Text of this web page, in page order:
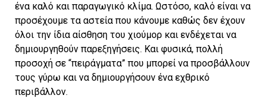
ένα καλό και παραγωγικό κλίμα. Ωστόσο, καλό είναι να
προσέχουμε τα αστεία που κάνουμε καθώς δεν έχουν
όλοι την ίδια αίσθηση του χιούμορ και ενδέχεται να
δημιουργηθούν παρεξηγήσεις. Και φυσικά, πολλή
προσοχή σε “πειράγματα” που μπορεί να προσβάλλουν
τους γύρω και να δημιουργήσουν ένα εχθρικό
περιβάλλον.